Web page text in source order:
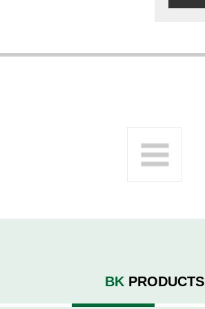
BK PRODUCTS